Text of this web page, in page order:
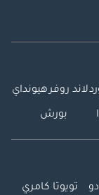
لاند روفرهيونداي
بورش
تويوتا كامري